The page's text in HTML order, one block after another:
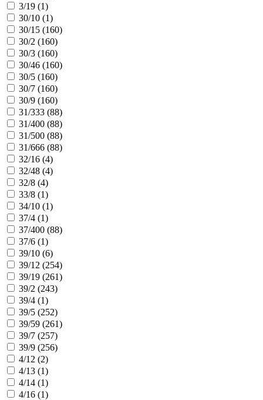
3/19 (1)
30/10 (1)
30/15 (160)
30/2 (160)
30/3 (160)
30/46 (160)
30/5 (160)
30/7 (160)
30/9 (160)
31/333 (88)
31/400 (88)
31/500 (88)
31/666 (88)
32/16 (4)
32/48 (4)
32/8 (4)
33/8 (1)
34/10 (1)
37/4 (1)
37/400 (88)
37/6 (1)
39/10 (6)
39/12 (254)
39/19 (261)
39/2 (243)
39/4 (1)
39/5 (252)
39/59 (261)
39/7 (257)
39/9 (256)
4/12 (2)
4/13 (1)
4/14 (1)
4/16 (1)